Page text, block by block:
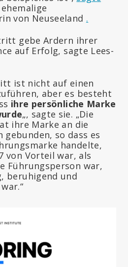
von Neuseeland .
gebe Ardern ihrer
auf Erfolg, sagte Lees-
ist nicht auf einen
aber es besteht
ihre persönliche Marke
„, sagte sie. „Die
ihre Marke an die
gebunden, so dass es
handelte,
von Vorteil war, als
Führungsperson war,
beruhigend und